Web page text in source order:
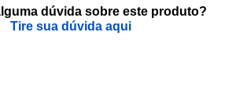
dúvida sobre este produto?
Tire sua dúvida aqui